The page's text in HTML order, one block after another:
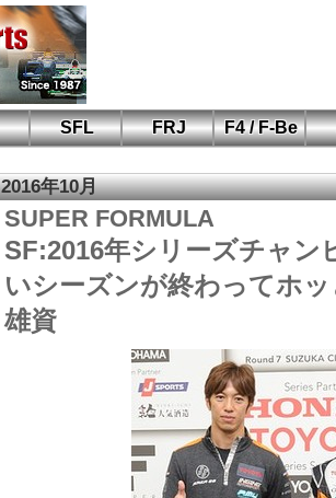
SFL FRJ
F4 / F-Be
2016年10月
SUPER FORMULA
SF:2016年シリーズチャ
いシーズンが終わってホ
雄資